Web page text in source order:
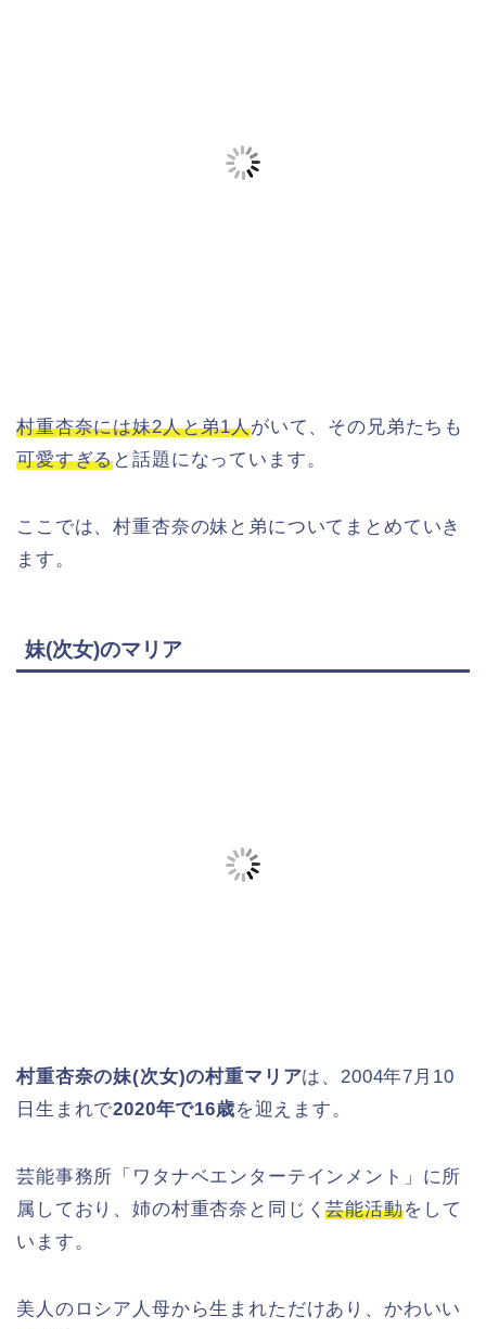
村重杏奈には妹2人と弟1人がいて、その兄弟たちも
可愛すぎると話題になっています。
ここでは、村重杏奈の妹と弟についてまとめていき
ます。
妹(次女)のマリア
村重杏奈の妹(次女)の村重マリアは、2004年7月10
日生まれで2020年で16歳を迎えます。
芸能事務所「ワタナベエンターテインメント」に所
属しており、姉の村重杏奈と同じく芸能活動をして
います。
美人のロシア人母から生まれただけあり、かわいい